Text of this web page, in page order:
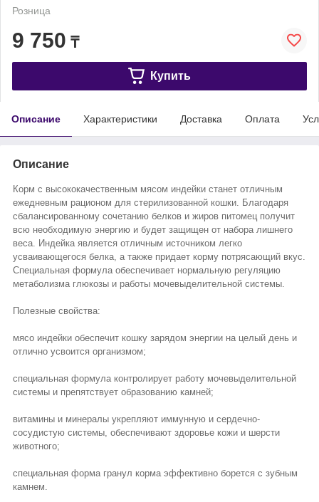
Розница
9 750 ₸
Купить
Описание Характеристики Доставка Оплата
Описание
Корм с высококачественным мясом индейки станет отличным
ежедневным рационом для стерилизованной кошки. Благодаря
сбалансированному сочетанию белков и жиров питомец получит
всю необходимую энергию и будет защищен от набора лишнего
веса. Индейка является отличным источником легко
усваивающегося белка, а также придает корму потрясающий вкус.
Специальная формула обеспечивает нормальную регуляцию
метаболизма глюкозы и работы мочевыделительной системы.
Полезные свойства:
мясо индейки обеспечит кошку зарядом энергии на целый день и
отлично усвоится организмом;
специальная формула контролирует работу мочевыделительной
системы и препятствует образованию камней;
витамины и минералы укрепляют иммунную и сердечно-
сосудистую системы, обеспечивают здоровье кожи и шерсти
животного;
специальная форма гранул корма эффективно борется с зубным
камнем.